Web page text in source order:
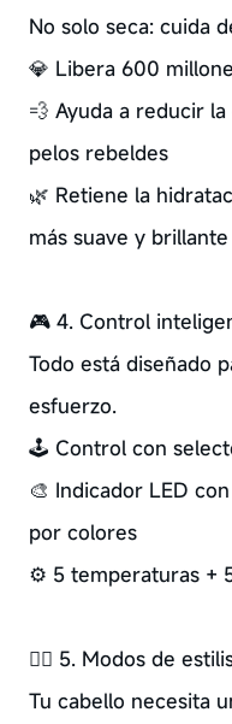
No solo seca: cuida
💎 Libera 600
💨 Ayuda a reducir
pelos rebeldes
🌿 Retiene la
más suave y brillante
🎮 4. Control
Todo está diseñado
esfuerzo.
🕹️ Control con
🎨 Indicador LED
por colores
⚙️ 5 temperaturas +
💆‍♀️ 5. Modos de
Tu cabello necesita